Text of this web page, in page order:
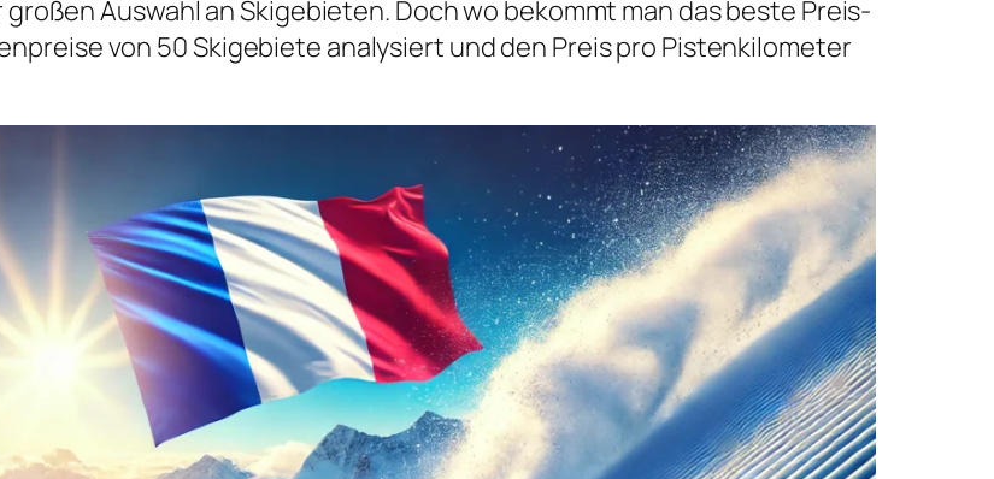
Auswahl an Skigebieten. Doch wo bekommt man das beste Preis-
von 50 Skigebiete analysiert und den Preis pro Pistenkilometer